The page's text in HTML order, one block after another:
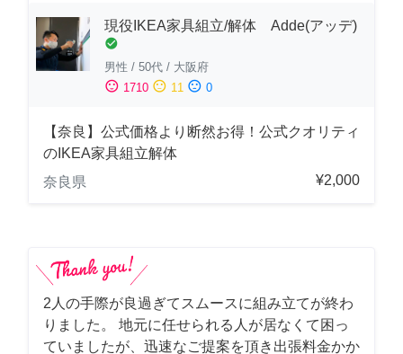
現役IKEA家具組立/解体 Adde(アッデ)
check_circle
男性 / 50代 / 大阪府
sentiment_satisfied 1710 sentiment_neutral 11 sentiment_dissatisfied 0
【奈良】公式価格より断然お得！公式クオリティ
のIKEA家具組立解体
奈良県
¥2,000
2人の手際が良過ぎてスムースに組み立てが終わ
りました。 地元に任せられる人が居なくて困っ
ていましたが、迅速なご提案を頂き出張料金かか